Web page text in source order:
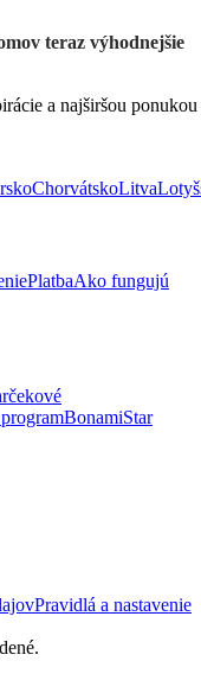
teraz výhodnejšie
a najširšou ponukou
ChorvátskoLitva
PlatbaAko fungujú
BonamiStar
Pravidlá a nastavenie